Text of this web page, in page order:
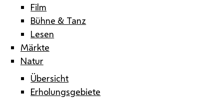
Film
Bühne & Tanz
Lesen
Märkte
Natur
Übersicht
Erholungsgebiete